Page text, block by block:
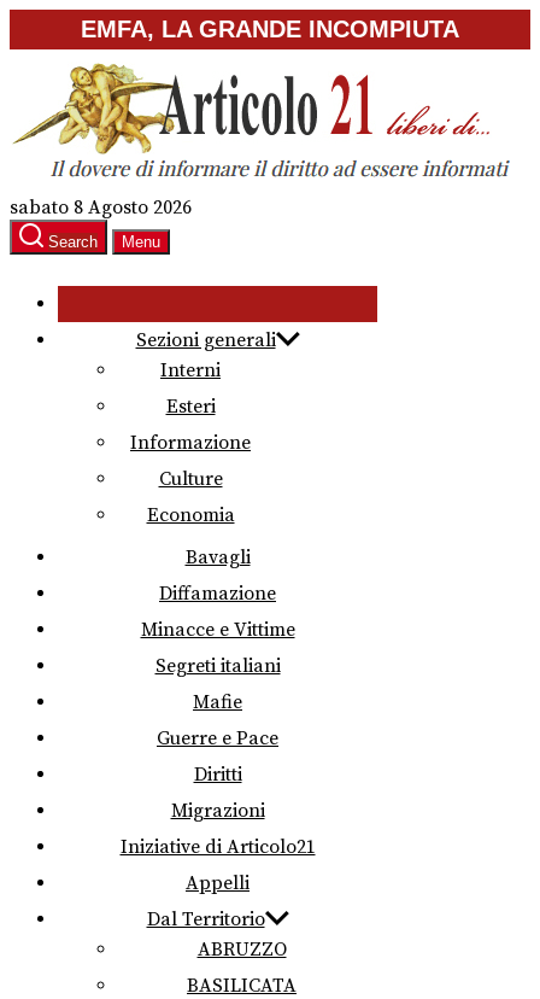
to
content
EMFA, LA GRANDE INCOMPIUTA
sabato 8 Agosto 2026
Search Menu
Sezioni generali
Interni
Esteri
Informazione
Culture
Economia
Bavagli
Diffamazione
Minacce e Vittime
Segreti italiani
Mafie
Guerre e Pace
Diritti
Migrazioni
Iniziative di Articolo21
Appelli
Dal Territorio
ABRUZZO
BASILICATA